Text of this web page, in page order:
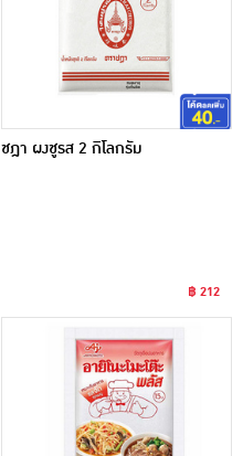
ชฎา ผงชูรส 2 กิโลกรัม
฿ 212